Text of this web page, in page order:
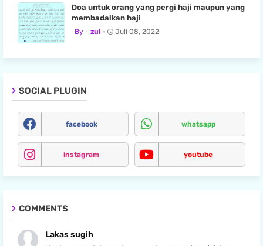
Doa untuk orang yang pergi haji maupun yang
membadalkan haji
zul Juli 08, 2022
SOCIAL PLUGIN
facebook whatsapp
instagram youtube
COMMENTS
Lakas sugih